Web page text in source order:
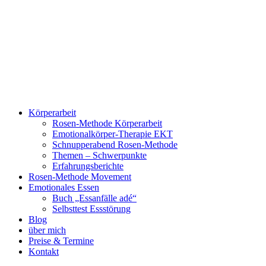
Körperarbeit
Rosen-Methode Körperarbeit
Emotionalkörper-Therapie EKT
Schnupperabend Rosen-Methode
Themen – Schwerpunkte
Erfahrungsberichte
Rosen-Methode Movement
Emotionales Essen
Buch „Essanfälle adé“
Selbsttest Essstörung
Blog
über mich
Preise & Termine
Kontakt